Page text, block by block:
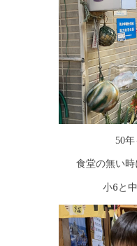
50
食堂の無い時
小6と